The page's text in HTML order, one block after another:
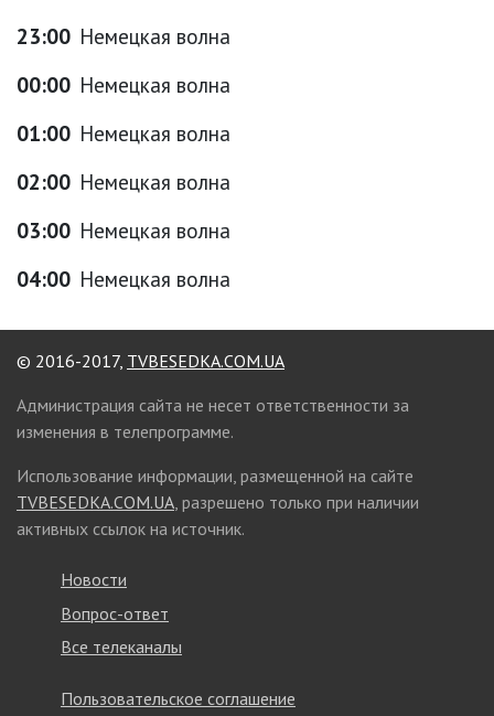
23:00 Немецкая волна
00:00 Немецкая волна
01:00 Немецкая волна
02:00 Немецкая волна
03:00 Немецкая волна
04:00 Немецкая волна
© 2016-2017, TVBESEDKA.COM.UA
Администрация сайта не несет ответственности за
изменения в телепрограмме.
Использование информации, размещенной на сайте
TVBESEDKA.COM.UA, разрешено только при наличии
активных ссылок на источник.
Новости
Вопрос-ответ
Все телеканалы
Пользовательское соглашение